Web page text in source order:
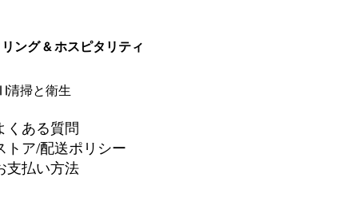
ング & ホスピタリティ
くある質問
トア/配送ポリシー
支払い方法
|清掃と衛生